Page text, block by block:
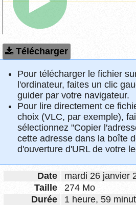
Télécharger
Pour télécharger le fichier
l'ordinateur, faites un clic
guider par votre navigateur.
Pour lire directement ce
choix (VLC, par exemple),
sélectionnez "Copier
cette adresse dans la boîte
d'ouverture d'URL de votre
Date
mardi 26 janvier
Taille
274 Mo
Durée
1 heure, 59